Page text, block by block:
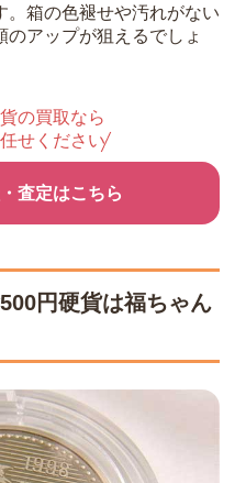
。箱の色褪せや汚れがない
アップが狙えるでしょ
の買取なら
せください
査定はこちら
円硬貨は福ちゃん